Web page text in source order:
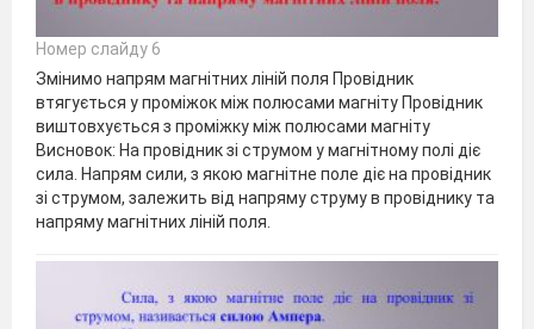
Номер слайду 6
Змінимо напрям магнітних ліній поля Провідник
втягується у проміжок між полюсами магніту Провідник
виштовхується з проміжку між полюсами магніту
Висновок: На провідник зі струмом у магнітному полі діє
сила. Напрям сили, з якою магнітне поле діє на провідник
зі струмом, залежить від напряму струму в провіднику та
напряму магнітних ліній поля.